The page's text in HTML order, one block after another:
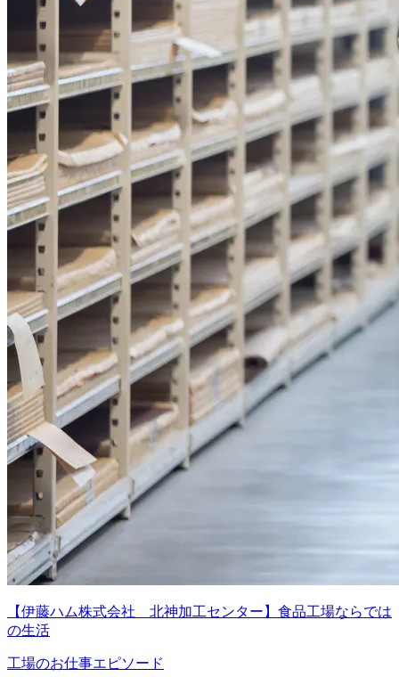
【伊藤ハム株式会社 北神加工センター】食品工場ならでは
の生活
工場のお仕事エピソード